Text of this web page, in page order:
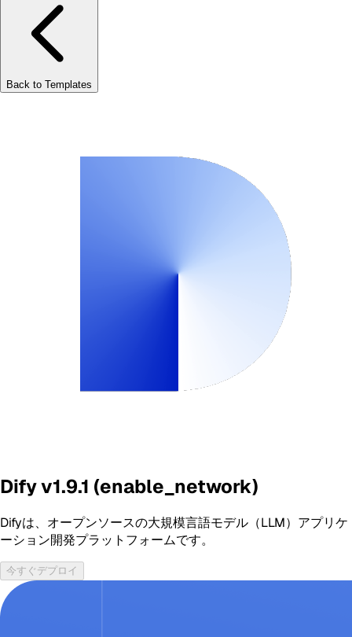
Back to Templates
Dify v1.9.1 (enable_network)
Difyは、オープンソースの大規模言語モデル（LLM）アプリケ
ーション開発プラットフォームです。
今すぐデプロイ